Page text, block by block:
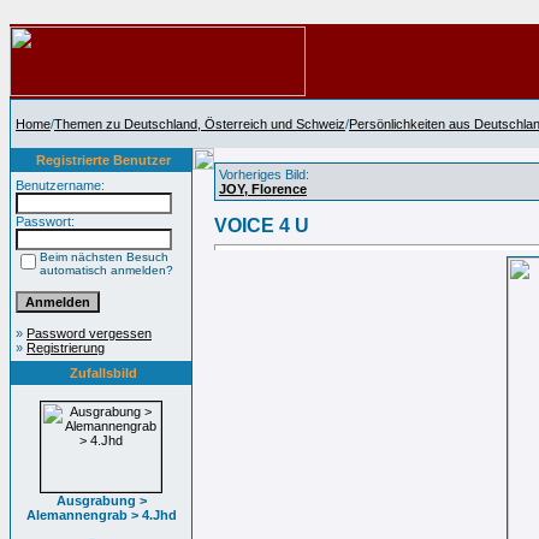
Home/Themen zu Deutschland, Österreich und Schweiz/Persönlichkeiten aus
Registrierte Benutzer
Benutzername:
Passwort:
Beim nächsten Besuch
automatisch anmelden?
» Password vergessen
» Registrierung
Zufallsbild
Ausgrabung >
Alemannengrab > 4.Jhd
Vorheriges Bild:
JOY, Florence
VOICE 4 U